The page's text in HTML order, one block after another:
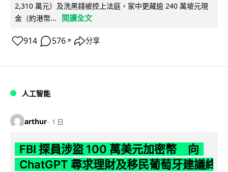
2,310 萬元）及洗黑錢被控上法庭，家中更藏逾 240 萬坡元現
金（約港幣...
閱讀全文
914 576 ↗ 分享
人工智能
arthur 1 日
FBI 探員涉盜 100 萬美元加密幣 向
ChatGPT 尋求理財及移民葡萄牙建議終